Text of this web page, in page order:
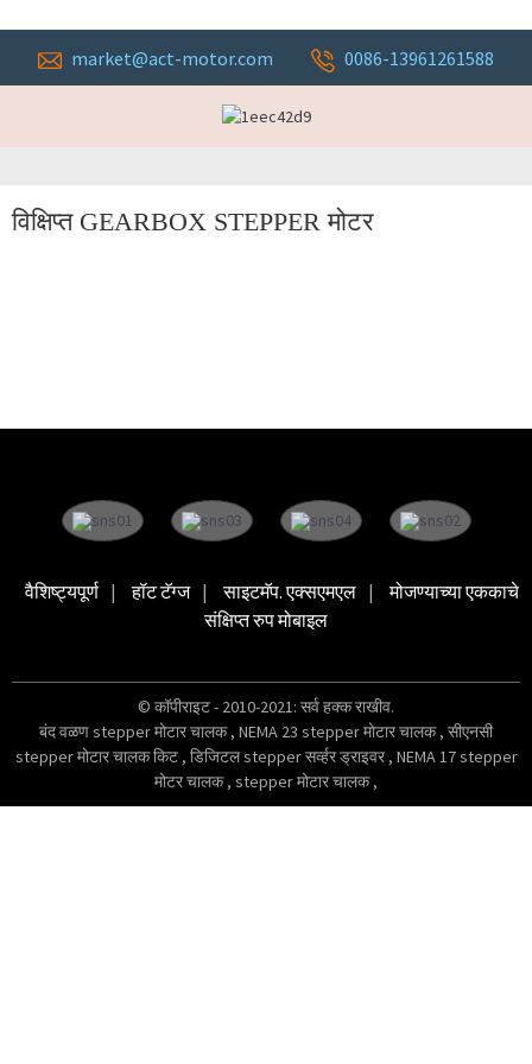
market@act-motor.com 0086-13961261588
विक्षिप्त GEARBOX STEPPER मोटर
वैशिष्ट्यपूर्ण हॉट टॅग्ज साइटमॅप. एक्सएमएल
मोजण्याच्या एककाचे
संक्षिप्त रुप मोबाइल
© कॉपीराइट - 2010-2021: सर्व हक्क राखीव.
बंद वळण stepper मोटार चालक, NEMA 23 stepper मोटार चालक, सीएनसी
stepper मोटार चालक किट , डिजिटल stepper सर्व्हर ड्राइवर , NEMA 17 stepper
मोटर चालक, stepper मोटार चालक,